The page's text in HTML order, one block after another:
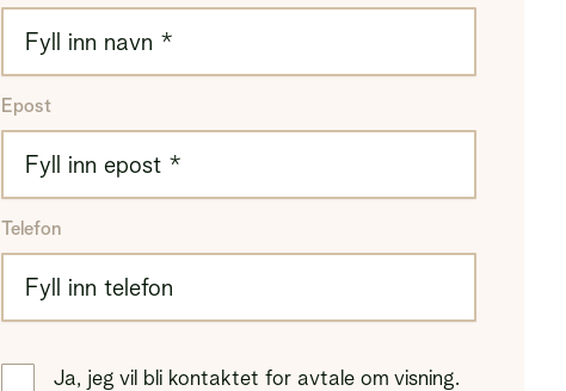
Epost
Telefon
Ja, jeg vil bli kontaktet for avtale om visning.